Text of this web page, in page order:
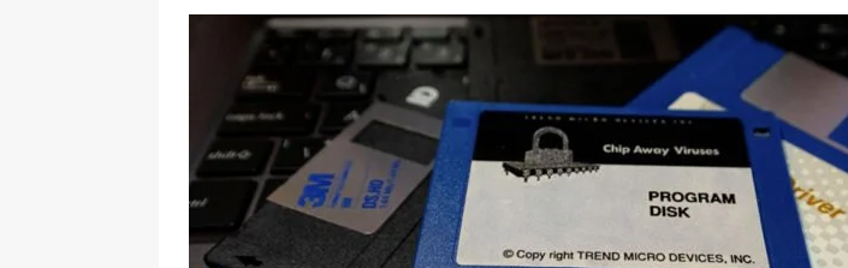
OSTATNÍ
[ 06-05-2025 ]
Blockchain a růst krypto kasin: Co by měli vědět milovníci
SOFTWARE